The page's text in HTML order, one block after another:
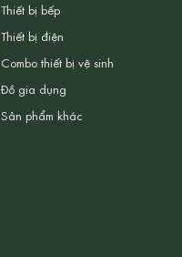
Thiết bị bếp
Thiết bị điện
Combo thiết bị vệ sinh
Đồ gia dụng
Sản phẩm khác